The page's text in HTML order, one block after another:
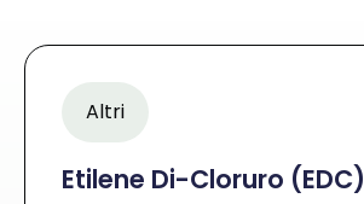
Altri
Etilene Di-Cloruro (EDC)